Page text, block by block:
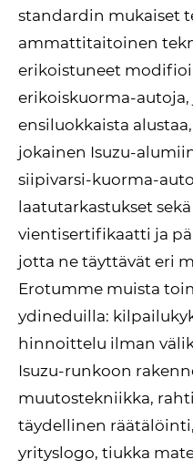
standardin mukaiset
ammattitaitoinen
erikoistuneet
erikoiskuorma-autoja,
ensiluokkaista
jokainen Isuzu-
siipivarsi-kuorma-
laatutarkastukset
vientisertifikaatti ja
jotta ne täyttävät eri
Erotumme muista
ydineduilla:
hinnoittelu ilman
Isuzu-runkoon
muutostekniikka,
täydellinen
yrityslogo, tiukka